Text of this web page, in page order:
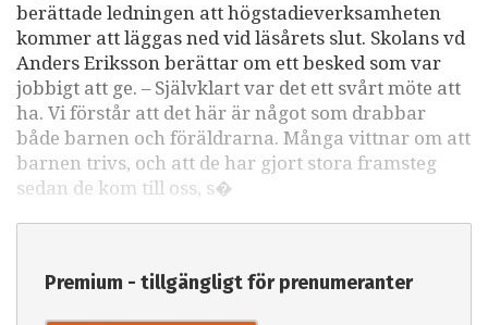
berättade ledningen att högstadieverksamheten
kommer att läggas ned vid läsårets slut. Skolans vd
Anders Eriksson berättar om ett besked som var
jobbigt att ge. – Självklart var det ett svårt möte att
ha. Vi förstår att det här är något som drabbar
både barnen och föräldrarna. Många vittnar om att
barnen trivs, och att de har gjort stora framsteg
sedan de kom till oss, s�
Premium - tillgängligt för prenumeranter